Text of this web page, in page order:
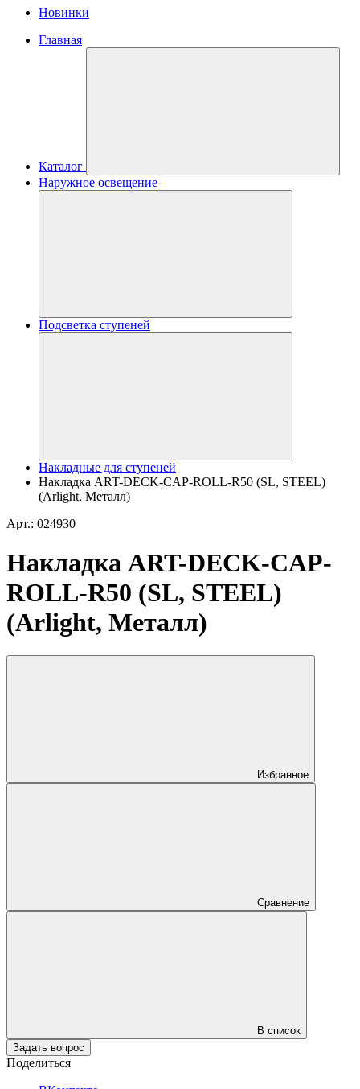
Новинки
Главная
Каталог
Наружное освещение
Подсветка ступеней
Накладные для ступеней
Накладка ART-DECK-CAP-ROLL-R50 (SL, STEEL)
(Arlight, Металл)
Арт.: 024930
Накладка ART-DECK-CAP-
ROLL-R50 (SL, STEEL)
(Arlight, Металл)
Избранное
Сравнение
В список
Задать вопрос
Поделиться